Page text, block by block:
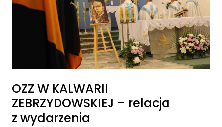
OZZ W KALWARII
ZEBRZYDOWSKIEJ – relacja
z wydarzenia